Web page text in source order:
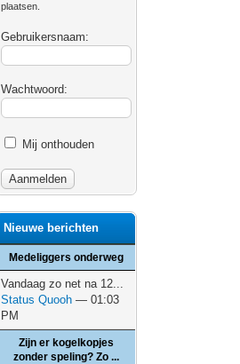
plaatsen.
Gebruikersnaam:
Wachtwoord:
Mij onthouden
Nieuwe berichten
Medeliggers onderweg
Vandaag zo net na 12...
Status Quooh — 01:03
PM
Zijn er kogelkopjes
zonder speling? Zo ...